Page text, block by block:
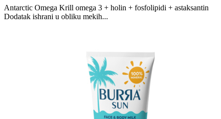
Antarctic Omega Krill omega 3 + holin + fosfolipidi + astaksantin
Dodatak ishrani u obliku mekih...